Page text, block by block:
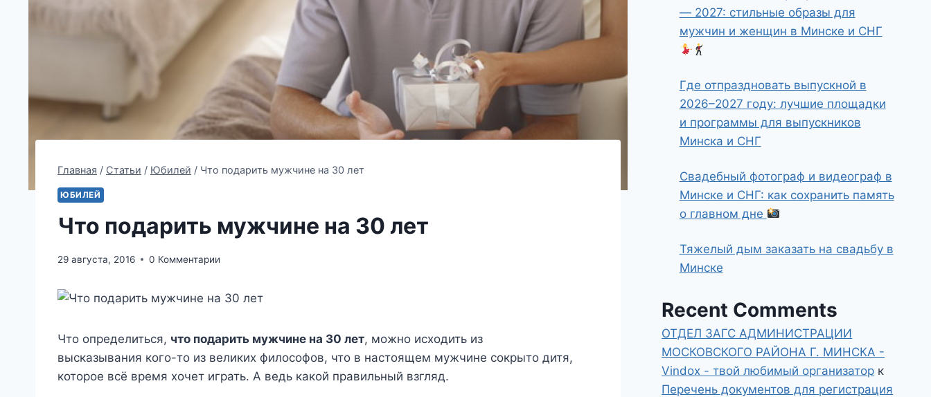
Главная / Статьи / Юбилей / Что подарить мужчине на 30 лет
ЮБИЛЕЙ
Что подарить мужчине на 30 лет
29 августа, 2016 0 Комментарии
Что определиться, что подарить мужчине на 30 лет, можно исходить из
высказывания кого-то из великих философов, что в настоящем мужчине сокрыто дитя,
которое всё время хочет играть. А ведь какой правильный взгляд.
— 2027: стильные образы для
мужчин и женщин в Минске и СНГ
Где отпраздновать выпускной в
2026–2027 году: лучшие площадки
и программы для выпускников
Минска и СНГ
Свадебный фотограф и видеограф в
Минске и СНГ: как сохранить память
о главном дне
Тяжелый дым заказать на свадьбу в
Минске
Recent Comments
ОТДЕЛ ЗАГС АДМИНИСТРАЦИИ
МОСКОВСКОГО РАЙОНА Г. МИНСКА -
Vindox - твой любимый организатор к
Перечень документов для регистрация